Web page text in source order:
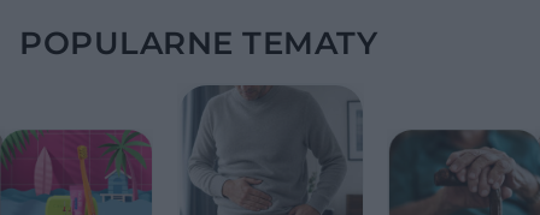
POPULARNE TEMATY